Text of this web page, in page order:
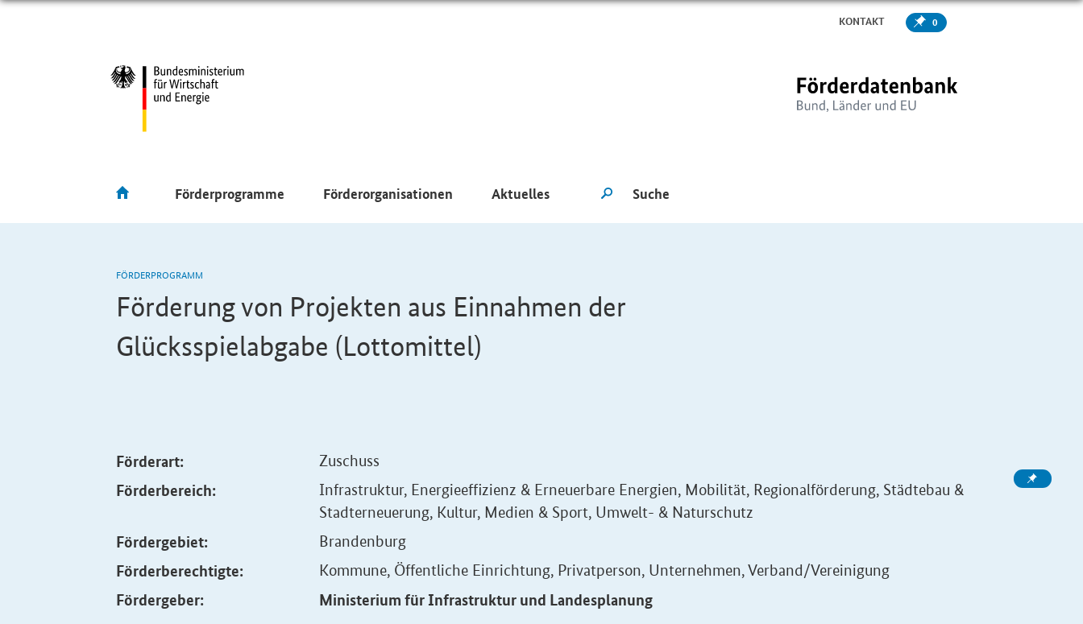
KONTAKT 0
Förderprogramme Förderorganisationen Aktuelles
FÖRDERPROGRAMM
Förderung von Projekten aus Einnahmen der
Glücksspielabgabe (Lottomittel)
Förderart: Zuschuss
Förderbereich:
Infrastruktur, Energieeffizienz & Erneuerbare Energien, Mobilität, Regionalförderung, Städtebau &
Stadterneuerung, Kultur, Medien & Sport, Umwelt- & Naturschutz
Fördergebiet: Brandenburg
Förderberechtigte: Kommune, Öffentliche Einrichtung, Privatperson, Unternehmen, Verband/Vereinigung
Fördergeber: Ministerium für Infrastruktur und Landesplanung